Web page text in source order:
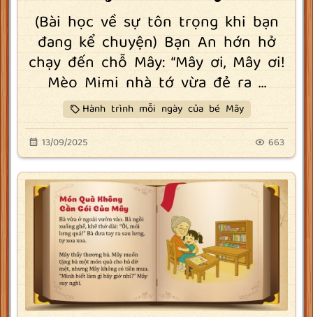
(Bài học về sự tôn trọng khi bạn
đang kể chuyện) Bạn An hớn hở
chạy đến chỗ Mây: “Mây ơi, Mây ơi!
Mèo Mimi nhà tớ vừa đẻ ra ...
Hành trình mỗi ngày của bé Mây
13/09/2025 663